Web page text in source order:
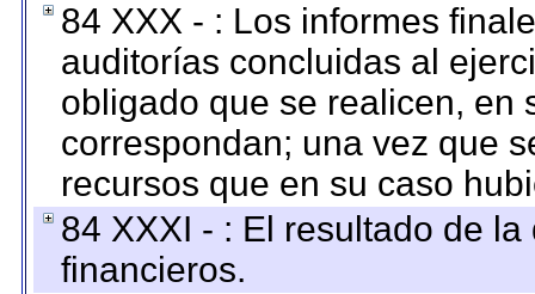
84 XXX - : Los informes
auditorías concluidas al
obligado que se realicen, en
correspondan; una vez que
recursos que en su caso
84 XXXI - : El resultado de
financieros.